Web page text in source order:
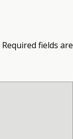
Required fields are